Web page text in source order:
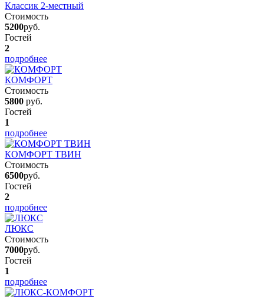
Классик 2-местный
Стоимость
5200руб.
Гостей
2
подробнее
КОМФОРТ
Стоимость
5800 руб.
Гостей
1
подробнее
КОМФОРТ ТВИН
Стоимость
6500руб.
Гостей
2
подробнее
ЛЮКС
Стоимость
7000руб.
Гостей
1
подробнее